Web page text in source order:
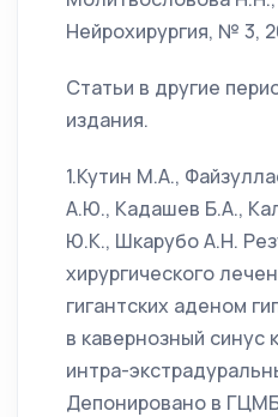
Нейрохирургия, № 3,
Статьи в другие
издания.
1.Кутин М.А.,
А.Ю., Кадашев Б.А.,
Ю.К., Шкарубо А.Н.
хирургического
гигантских аденом
в кавернозный синус
интра-
Депонировано в